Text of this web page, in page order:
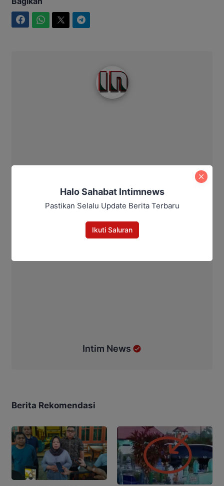
Intim News
Berita Rekomendasi
Halo Sahabat Intimnews
Pastikan Selalu Update Berita Terbaru
Ikuti Saluran